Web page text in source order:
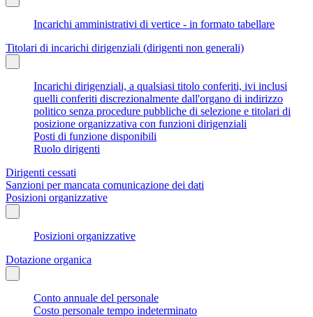
Incarichi amministrativi di vertice - in formato tabellare
Titolari di incarichi dirigenziali (dirigenti non generali)
Incarichi dirigenziali, a qualsiasi titolo conferiti, ivi inclusi
quelli conferiti discrezionalmente dall'organo di indirizzo
politico senza procedure pubbliche di selezione e titolari di
posizione organizzativa con funzioni dirigenziali
Posti di funzione disponibili
Ruolo dirigenti
Dirigenti cessati
Sanzioni per mancata comunicazione dei dati
Posizioni organizzative
Posizioni organizzative
Dotazione organica
Conto annuale del personale
Costo personale tempo indeterminato